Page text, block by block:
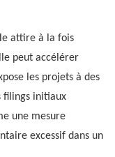
attire à la fois
peut accélérer
les projets à des
filings initiaux
une mesure
excessif dans un